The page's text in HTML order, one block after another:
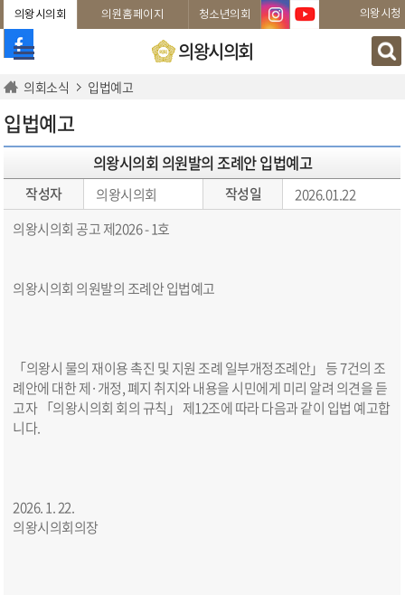
본문바로가기
의왕시의회 의원홈페이지 청소년의회 의왕시청
의왕시의회
의회소식 입법예고
입법예고
의왕시의회 의원발의 조례안 입법예고
작성자 의왕시의회 작성일
2026.01.22
의왕시의회 공고 제2026 - 1호
의왕시의회 의원발의 조례안 입법예고
「의왕시 물의 재이용 촉진 및 지원 조례 일부개정조례안」 등 7건의 조
례안에 대한 제·개정, 폐지 취지와 내용을 시민에게 미리 알려 의견을 듣
고자 「의왕시의회 회의 규칙」 제12조에 따라 다음과 같이 입법 예고합
니다.
2026. 1. 22.
의왕시의회의장